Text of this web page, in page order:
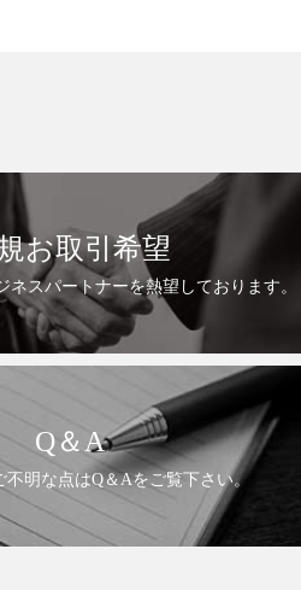
お取引希望
ネスパートナーを熱望しております。
Q＆A
不明な点はQ＆Aをご覧下さい。